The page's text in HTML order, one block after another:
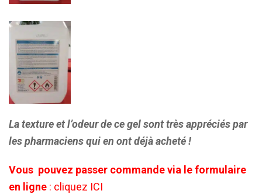
La texture et l’odeur de ce gel sont très appréciés par
les pharmaciens qui en ont déjà acheté !
Vous pouvez passer commande via le formulaire
en ligne : cliquez ICI